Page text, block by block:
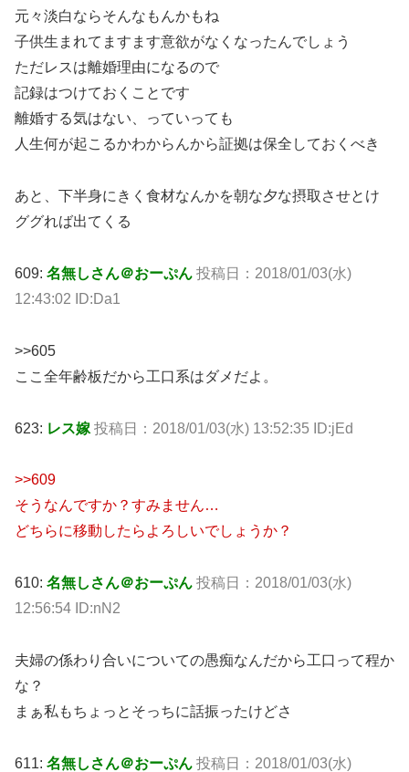
元々淡白ならそんなもんかもね
子供生まれてますます意欲がなくなったんでしょう
ただレスは離婚理由になるので
記録はつけておくことです
離婚する気はない、っていっても
人生何が起こるかわからんから証拠は保全しておくべき
あと、下半身にきく食材なんかを朝な夕な摂取させとけ
ググれば出てくる
609: 名無しさん＠おーぷん 投稿日：2018/01/03(水)
12:43:02 ID:Da1
>>605
ここ全年齢板だから工口系はダメだよ。
623: レス嫁 投稿日：2018/01/03(水) 13:52:35 ID:jEd
>>609
そうなんですか？すみません…
どちらに移動したらよろしいでしょうか？
610: 名無しさん＠おーぷん 投稿日：2018/01/03(水)
12:56:54 ID:nN2
夫婦の係わり合いについての愚痴なんだから工口って程か
な？
まぁ私もちょっとそっちに話振ったけどさ
611: 名無しさん＠おーぷん 投稿日：2018/01/03(水)